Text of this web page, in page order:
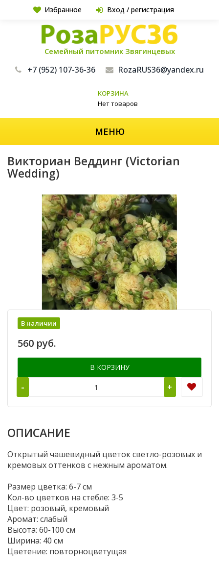
Избранное Вход / регистрация
Семейный питомник Звягинцевых
+7 (952) 107-36-36 RozaRUS36@yandex.ru
КОРЗИНА
Нет товаров
МЕНЮ
Викториан Веддинг (Victorian
Wedding)
В наличии
560 руб.
В КОРЗИНУ
- +
ОПИСАНИЕ
Открытый чашевидный цветок светло-розовых и
кремовых оттенков с нежным ароматом.
Размер цветка: 6-7 см
Кол-во цветков на стебле: 3-5
Цвет: розовый, кремовый
Аромат: слабый
Высота: 60-100 см
Ширина: 40 см
Цветение: повторноцветущая